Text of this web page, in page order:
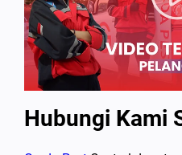
Hubungi Kami